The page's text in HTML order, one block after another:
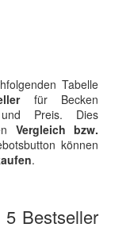
Tabelle
für Becken
und Preis. Dies
Vergleich bzw.
können
.
5 Bestseller